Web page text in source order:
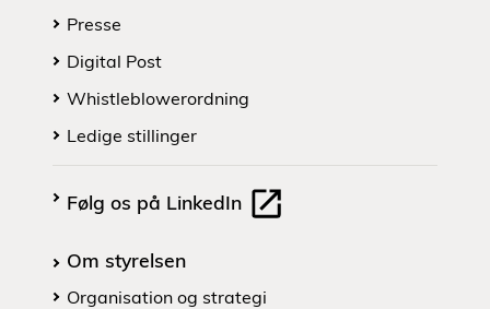
Presse
Digital Post
Whistleblowerordning
Ledige stillinger
Følg os på LinkedIn
Om styrelsen
Organisation og strategi